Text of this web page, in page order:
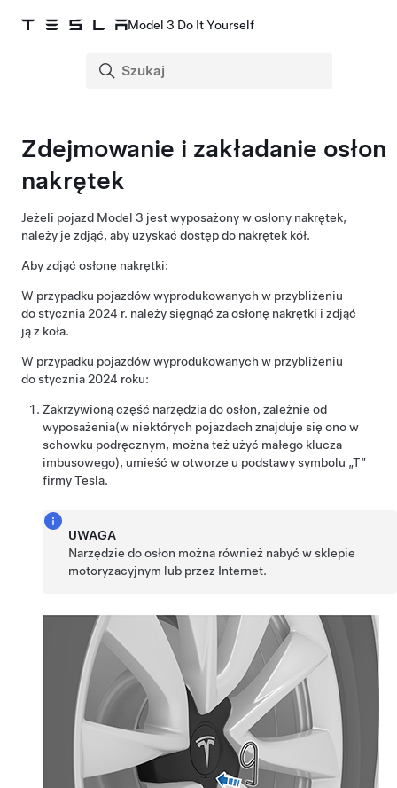
Model 3 Do It Yourself
Zdejmowanie i zakładanie osłon
nakrętek
Jeżeli pojazd Model 3 jest wyposażony w osłony nakrętek,
należy je zdjąć, aby uzyskać dostęp do nakrętek kół.
Aby zdjąć osłonę nakrętki:
W przypadku pojazdów wyprodukowanych w przybliżeniu
do stycznia 2024 r. należy sięgnąć za osłonę nakrętki i zdjąć
ją z koła.
W przypadku pojazdów wyprodukowanych w przybliżeniu
do stycznia 2024 roku:
Zakrzywioną część narzędzia do osłon, zależnie od
wyposażenia(w niektórych pojazdach znajduje się ono w
schowku podręcznym, można też użyć małego klucza
imbusowego), umieść w otworze u podstawy symbolu „T”
firmy Tesla.
UWAGA
Narzędzie do osłon można również nabyć w sklepie
motoryzacyjnym lub przez Internet.